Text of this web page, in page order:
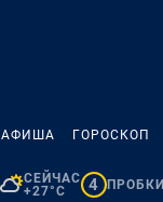
АФИША ГОРОСКОП
СЕЙЧАС
+27°C
4 ПРОБКИ